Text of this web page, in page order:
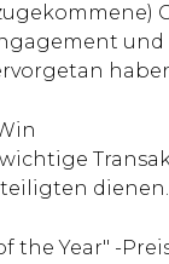
dienen.
the Year" -